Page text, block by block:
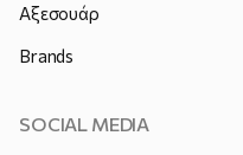
Αξεσουάρ
Brands
SOCIAL MEDIA